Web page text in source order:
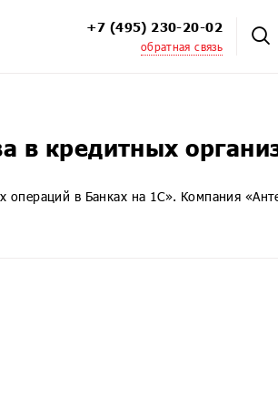
8
+7 (495) 230-20-02
обратная связь
в кредитных
операций в Банках на 1С». Компания